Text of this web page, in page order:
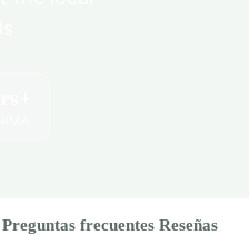
Preguntas frecuentes Reseñas